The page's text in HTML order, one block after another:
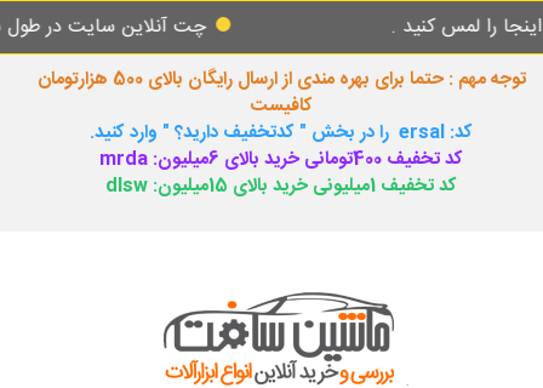
کنید . چت آنلاین سایت در طول شبانه
توجه مهم : حتما برای بهره مندی از ارسال رایگان بالای 500 هزارتومان
کافیست
کد: ersal را در بخش " کدتخفیف دارید؟ " وارد کنید.
کد تخفیف 400تومانی خرید بالای 6میلیون: mrda
کد تخفیف 1میلیونی خرید بالای 15میلیون: dlsw